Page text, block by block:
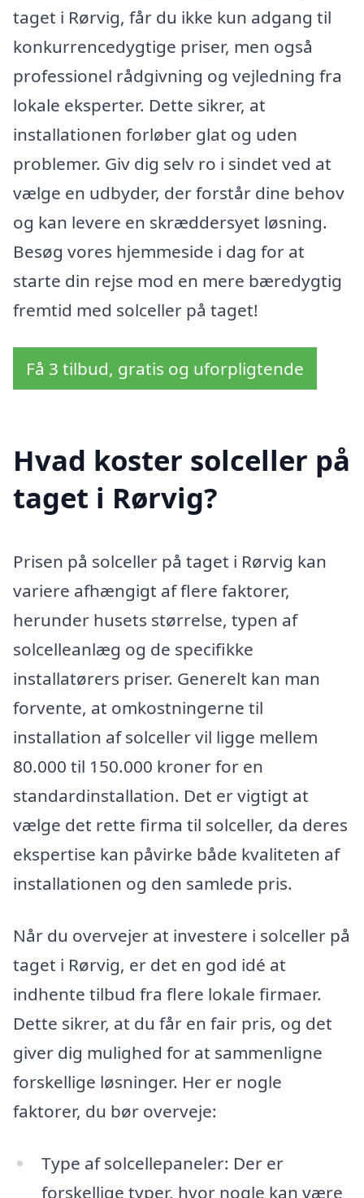
taget i Rørvig, får du ikke kun adgang til
konkurrencedygtige priser, men også
professionel rådgivning og vejledning fra
lokale eksperter. Dette sikrer, at
installationen forløber glat og uden
problemer. Giv dig selv ro i sindet ved at
vælge en udbyder, der forstår dine behov
og kan levere en skræddersyet løsning.
Besøg vores hjemmeside i dag for at
starte din rejse mod en mere bæredygtig
fremtid med solceller på taget!
Få 3 tilbud, gratis og uforpligtende
Hvad koster solceller på
taget i Rørvig?
Prisen på solceller på taget i Rørvig kan
variere afhængigt af flere faktorer,
herunder husets størrelse, typen af
solcelleanlæg og de specifikke
installatørers priser. Generelt kan man
forvente, at omkostningerne til
installation af solceller vil ligge mellem
80.000 til 150.000 kroner for en
standardinstallation. Det er vigtigt at
vælge det rette firma til solceller, da deres
ekspertise kan påvirke både kvaliteten af
installationen og den samlede pris.
Når du overvejer at investere i solceller på
taget i Rørvig, er det en god idé at
indhente tilbud fra flere lokale firmaer.
Dette sikrer, at du får en fair pris, og det
giver dig mulighed for at sammenligne
forskellige løsninger. Her er nogle
faktorer, du bør overveje:
Type af solcellepaneler: Der er
forskellige typer, hvor nogle kan være